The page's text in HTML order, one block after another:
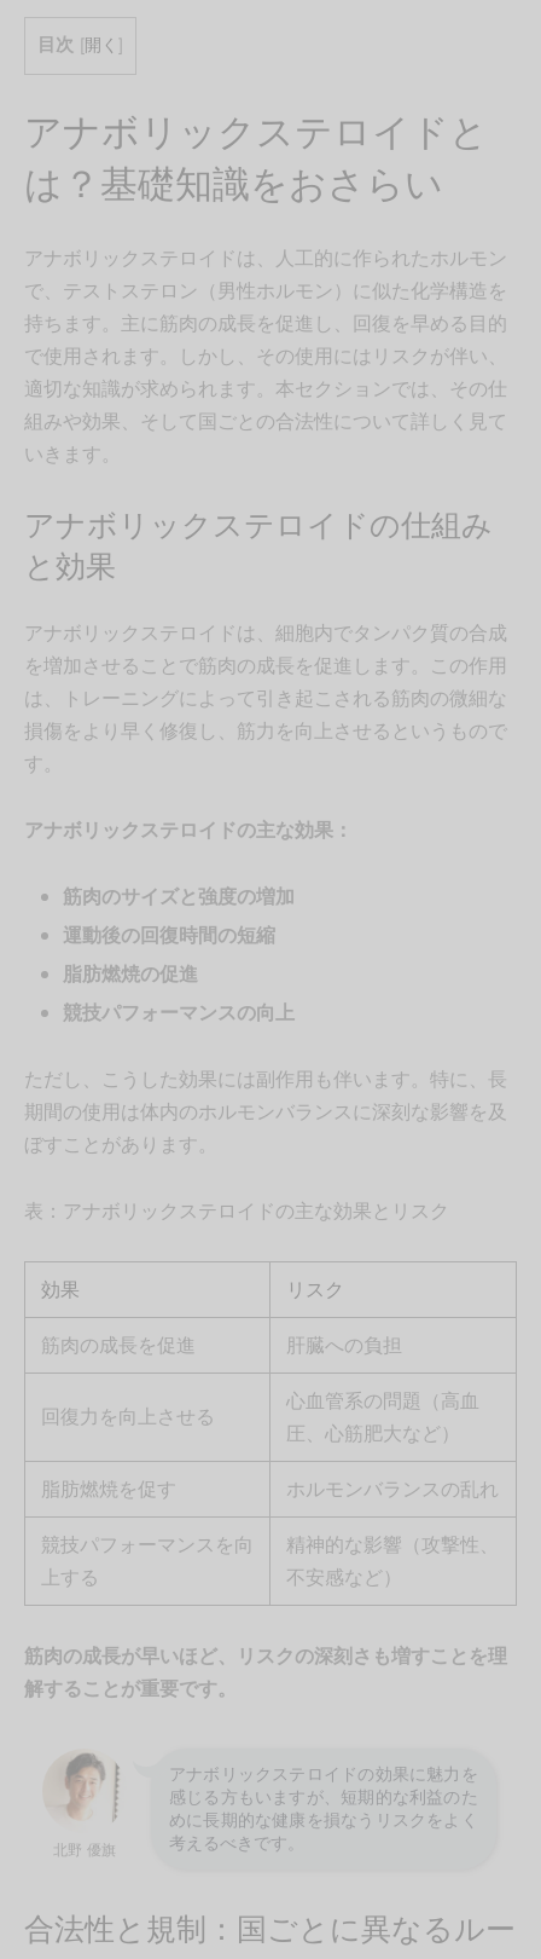
目次 [開く ]
アナボリックステロイドと
は？基礎知識をおさらい
アナボリックステロイドは、人工的に作られたホルモン
で、テストステロン（男性ホルモン）に似た化学構造を
持ちます。主に筋肉の成長を促進し、回復を早める目的
で使用されます。しかし、その使用にはリスクが伴い、
適切な知識が求められます。本セクションでは、その仕
組みや効果、そして国ごとの合法性について詳しく見て
いきます。
アナボリックステロイドの仕組み
と効果
アナボリックステロイドは、細胞内でタンパク質の合成
を増加させることで筋肉の成長を促進します。この作用
は、トレーニングによって引き起こされる筋肉の微細な
損傷をより早く修復し、筋力を向上させるというもので
す。
アナボリックステロイドの主な効果：
筋肉のサイズと強度の増加
運動後の回復時間の短縮
脂肪燃焼の促進
競技パフォーマンスの向上
ただし、こうした効果には副作用も伴います。特に、長
期間の使用は体内のホルモンバランスに深刻な影響を及
ぼすことがあります。
表：アナボリックステロイドの主な効果とリスク
効果
リスク
筋肉の成長を促進
肝臓への負担
回復力を向上させる
心血管系の問題（高血
圧、心筋肥大など）
脂肪燃焼を促す
ホルモンバランスの乱れ
競技パフォーマンスを向
上する
精神的な影響（攻撃性、
不安感など）
筋肉の成長が早いほど、リスクの深刻さも増すことを理
解することが重要です。
北野 優旗
アナボリックステロイドの効果に魅力を
感じる方もいますが、短期的な利益のた
めに長期的な健康を損なうリスクをよく
考えるべきです。
合法性と規制：国ごとに異なるルー